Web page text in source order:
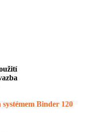
systémem Binder 120